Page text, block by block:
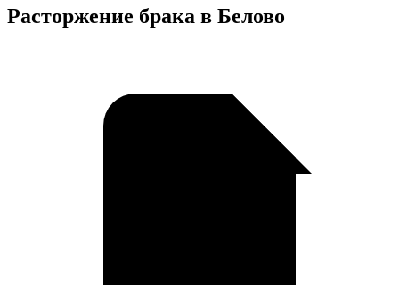
Белово
Расторжение брака в Белово